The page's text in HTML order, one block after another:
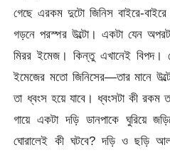
গেছে এরকম দুটো জিনিস বাইরে-
গড়নে পরস্পর উল্টো। একটা যেন
মিরর ইমেজ। কিন্তু এখানেই বিপদ।
ইমেজের মতো জিনিসের—তার মানে
তা ধ্বংস হয়ে যাবে। ধ্বংসটা কী রকম
গায়ে একটা দড়ি ডানপাকে ঘুরিয়ে
ঘোরালেই কী ঘটবে? দড়ি ও ছড়ি